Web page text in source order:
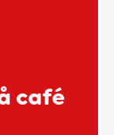
café